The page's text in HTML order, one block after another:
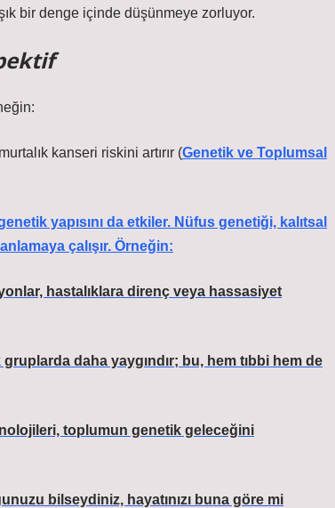
bir denge içinde düşünmeye zorluyor.
kanseri riskini artırır (Genetik ve Toplumsal
yapısını da etkiler. Nüfus genetiği, kalıtsal
çalışır. Örneğin:
hastalıklara direnç veya hassasiyet
daha yaygındır; bu, hem tıbbi hem de
toplumun genetik geleceğini
bilseydiniz, hayatınızı buna göre mi